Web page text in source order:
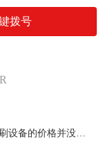
拨号
与动辄千万的大型印刷设备相比，数码印刷设备的价格并没有成为大型传统印刷企业投资…